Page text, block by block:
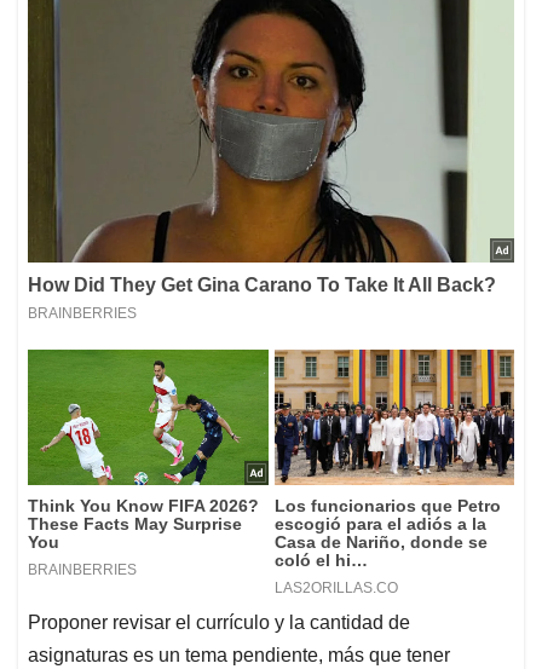
Proponer revisar el currículo y la cantidad de
asignaturas es un tema pendiente, más que tener